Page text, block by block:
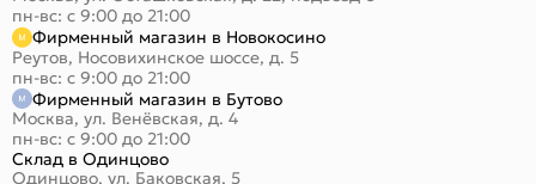
пн-вс: с 9:00 до 21:00
Фирменный магазин в Новокосино
Реутов, Носовихинское шоссе, д. 5
пн-вс: с 9:00 до 21:00
Фирменный магазин в Бутово
Москва, ул. Венёвская, д. 4
пн-вс: с 9:00 до 21:00
Склад в Одинцово
Одинцово, ул. Баковская, 5